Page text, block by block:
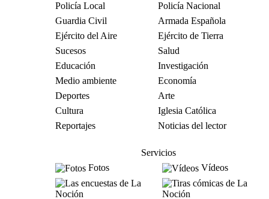
Policía Local
Policía Nacional
Guardia Civil
Armada Española
Ejército del Aire
Ejército de Tierra
Sucesos
Salud
Educación
Investigación
Medio ambiente
Economía
Deportes
Arte
Cultura
Iglesia Católica
Reportajes
Noticias del lector
Servicios
Fotos
Vídeos